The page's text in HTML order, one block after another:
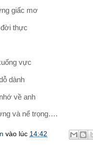
giấc mơ
đời thực
vực
dành
về anh
và nể trọng….
vào lúc 14:42